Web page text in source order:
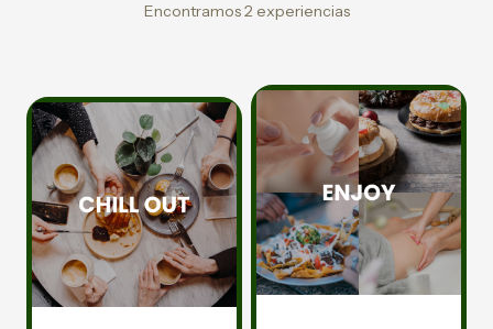
Encontramos 2 experiencias